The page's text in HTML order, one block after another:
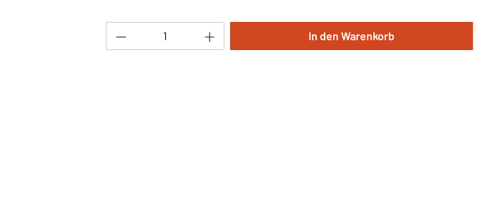
Produkt Anzahl: Gib den gewünschten Wert ein
In den Warenkorb